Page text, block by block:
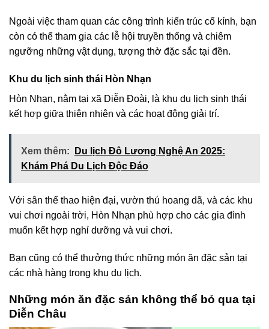
Ngoài việc tham quan các công trình kiến trúc cổ kính, bạn
còn có thể tham gia các lễ hội truyền thống và chiêm
ngưỡng những vật dụng, tượng thờ đặc sắc tại đền.
Khu du lịch sinh thái Hòn Nhạn
Hòn Nhạn, nằm tại xã Diễn Đoài, là khu du lịch sinh thái
kết hợp giữa thiên nhiên và các hoạt động giải trí.
Xem thêm:
Du lịch Đô Lương Nghệ An 2025:
Khám Phá Du Lịch Độc Đáo
Với sân thể thao hiện đại, vườn thú hoang dã, và các khu
vui chơi ngoài trời, Hòn Nhạn phù hợp cho các gia đình
muốn kết hợp nghỉ dưỡng và vui chơi.
Bạn cũng có thể thưởng thức những món ăn đặc sản tại
các nhà hàng trong khu du lịch.
Những món ăn đặc sản không thể bỏ qua tại
Diễn Châu